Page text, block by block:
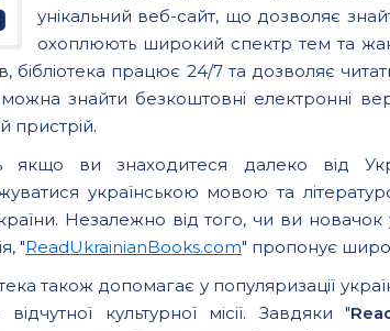
унікальний веб-сайт, що дозволяє
охоплюють широкий спектр тем та
бібліотека працює 24/7 та дозволяє
знайти безкоштовні електронні
пристрій.
якщо ви знаходитеся далеко від
українською мовою та
Незалежно від того, чи ви
"ReadUkrainianBooks.com" пропонує
також допомагає у популяризації
культурної місії. Завдяки "